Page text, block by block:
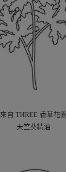
來自 THREE 香草花園
天竺葵精油